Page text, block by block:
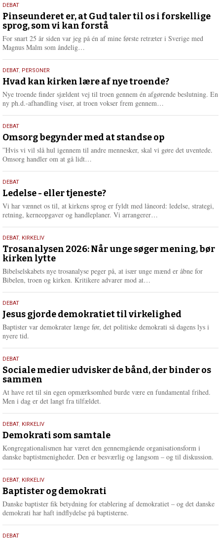
5.
august
2026
DEBAT
Pinseunderet er, at Gud taler til os i forskellige
sprog, som vi kan forstå
For snart 25 år siden var jeg på én af mine første retræter i Sverige med
Magnus Malm som åndelig…
e
r
e
25.
juli
2026
DEBAT, PERSONER
Hvad kan kirken lære af nye troende?
Nye troende finder sjældent vej til troen gennem én afgørende beslutning. En
ny ph.d.-afhandling viser, at troen vokser frem gennem…
e
r
e
9.
juli
2026
DEBAT
Omsorg begynder med at standse op
”Hvis vi vil slå hul igennem til andre mennesker, skal vi gøre det uventede.
Omsorg handler om at gå lidt…
e
r
e
10.
juni
2026
DEBAT
Ledelse - eller tjeneste?
Vi har vænnet os til, at kirkens sprog er fyldt med låneord: ledelse, strategi,
retning, kerneopgaver og handleplaner. Vi arrangerer…
e
2.
juni
2026
DEBAT, KIRKELIV
Trosanalysen 2026: Når unge søger mening, bør
kirken lytte
Bibelselskabets nye trosanalyse peger på, at især unge mænd er åbne for
Bibelen, troen og kirken. Kritikere advarer mod at…
e
r
18.
maj
2026
DEBAT
Jesus gjorde demokratiet til virkelighed
Baptister var demokrater længe før, det politiske demokrati så dagens lys i
nyere tid.
18.
maj
2026
DEBAT
Sociale medier udvisker de bånd, der binder os
sammen
At have ret til sin egen opmærksomhed burde være en fundamental frihed.
Men i dag er det langt fra tilfældet.
18.
maj
2026
DEBAT, KIRKELIV
Demokrati som samtale
Kongregationalismen har været den gennemgående organisationsform i
danske baptistmenigheder. Den er besværlig og langsom – og til diskussion.
18.
maj
2026
DEBAT, KIRKELIV
Baptister og demokrati
Danske baptister fik betydning for etablering af demokratiet – og det danske
demokrati har haft indflydelse på baptisterne.
18.
DEBAT